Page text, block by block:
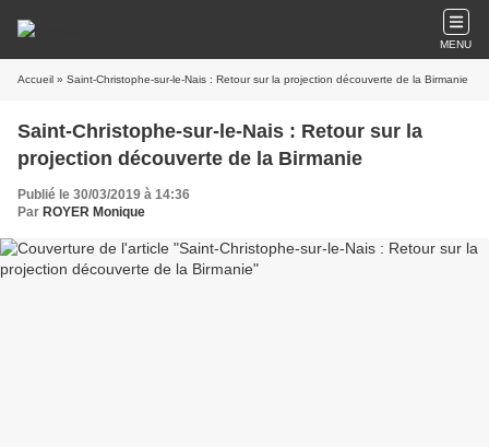
MENU
Accueil » Saint-Christophe-sur-le-Nais : Retour sur la projection découverte de la Birmanie
Saint-Christophe-sur-le-Nais : Retour sur la
projection découverte de la Birmanie
Publié le 30/03/2019 à 14:36
Par ROYER Monique